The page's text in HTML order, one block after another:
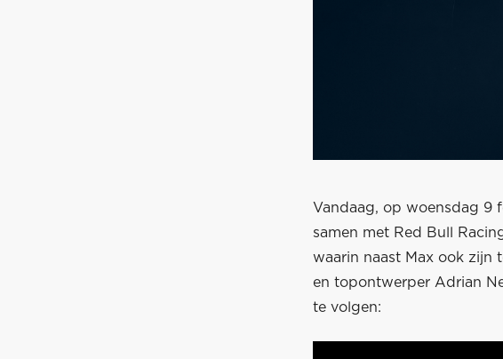
Vandaag, op woensdag 9
samen met Red Bull
waarin naast Max ook zijn
en topontwerper Adrian
te volgen: